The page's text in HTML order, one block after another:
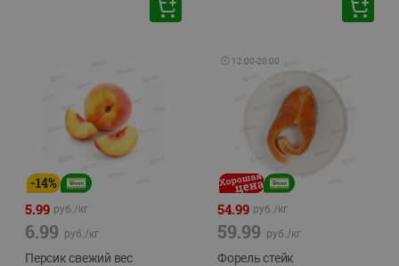
-14%
5.99 руб./кг
6.99 руб./кг
Персик свежий вес
🕘 12:00-20:00
54.99 руб./кг
59.99 руб./кг
Форель стейк